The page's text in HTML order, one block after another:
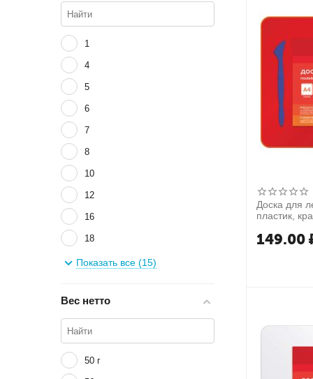
Доска для
пластик,
149.00
1
4
5
6
7
8
10
12
16
18
24
36
72
Показать все (15)
Вес нетто
50 г